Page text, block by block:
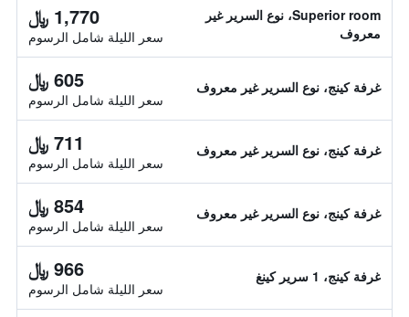
Superior room، نوع السرير غير
معروف
1,770 ﷼
سعر الليلة شامل الرسوم
غرفة كينج، نوع السرير غير معروف 605 ﷼
سعر الليلة شامل الرسوم
غرفة كينج، نوع السرير غير معروف 711 ﷼
سعر الليلة شامل الرسوم
غرفة كينج، نوع السرير غير معروف 854 ﷼
سعر الليلة شامل الرسوم
غرفة كينج، 1 سرير كينغ 966 ﷼
سعر الليلة شامل الرسوم